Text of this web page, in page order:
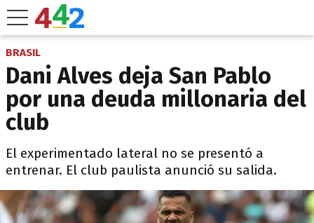
BRASIL
Dani Alves deja San Pablo
por una deuda millonaria del
club
El experimentado lateral no se presentó a
entrenar. El club paulista anunció su salida.